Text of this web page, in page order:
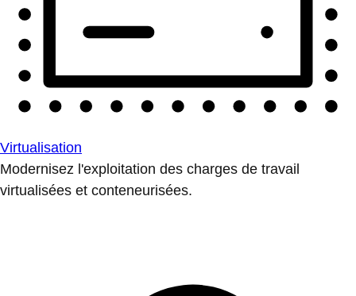
Virtualisation
Modernisez l'exploitation des charges de travail
virtualisées et conteneurisées.